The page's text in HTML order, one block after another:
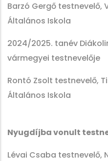
Barzó Gergő testnevelő,
Általános Iskola
2024/2025. tanév
vármegyei testnevelője
Rontó Zsolt testnevelő,
Általános Iskola
Nyugdíjba vonult
Lévai Csaba testnevelő,